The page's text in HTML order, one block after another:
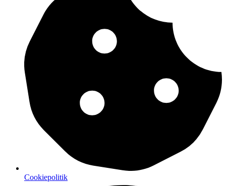
Cookiepolitik